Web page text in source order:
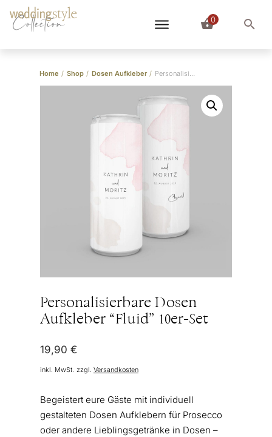
Collection 0
Home / Shop / Dosen Aufkleber / Personalisierbare Dosen Aufkleber “Fluid” 10er-Set
Personalisierbare Dosen
Aufkleber “Fluid” 10er-Set
19,90 €
inkl. MwSt. zzgl. Versandkosten
Begeistert eure Gäste mit individuell
gestalteten Dosen Aufklebern für Prosecco
oder andere Lieblingsgetränke in Dosen –